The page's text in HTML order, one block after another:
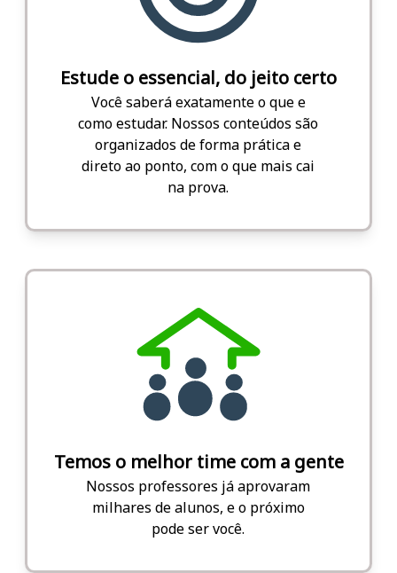
Estude o essencial, do jeito certo
Você saberá exatamente o que e
como estudar. Nossos conteúdos são
organizados de forma prática e
direto ao ponto, com o que mais cai
na prova.
Temos o melhor time com a gente
Nossos professores já aprovaram
milhares de alunos, e o próximo
pode ser você.